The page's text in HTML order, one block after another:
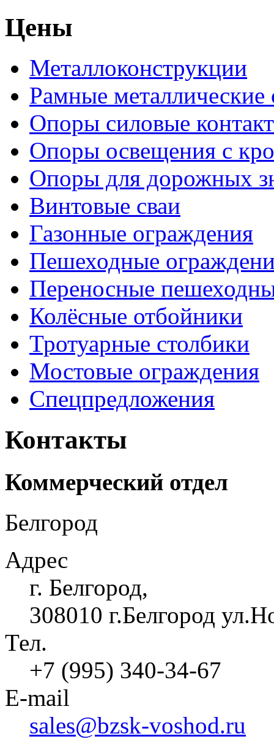
Цены
Металлоконструкции
Рамные
Опоры силовые
Опоры освещения с
Опоры для дорожных
Винтовые сваи
Газонные ограждения
Пешеходные
Переносные
Колёсные отбойники
Тротуарные столбики
Мостовые ограждения
Спецпредложения
Контакты
Коммерческий отдел
Белгород
Адрес
г. Белгород,
308010 г.Белгород
Тел.
+7 (995) 340-34-67
E-mail
sales@bzsk-voshod.ru